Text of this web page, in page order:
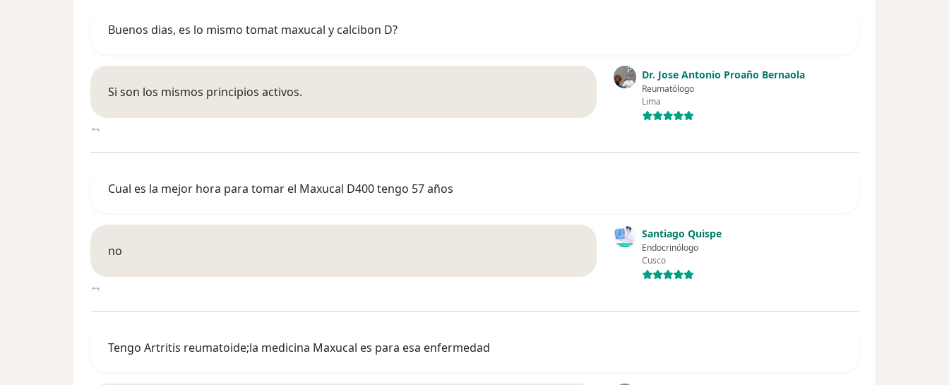
Buenos dias, es lo mismo tomat maxucal y calcibon D?
Dr. Jose Antonio Proaño Bernaola
Reumatólogo
Lima
Si son los mismos principios activos.
Cual es la mejor hora para tomar el Maxucal D400 tengo 57 años
Santiago Quispe
Endocrinólogo
Cusco
no
Tengo Artritis reumatoide;la medicina Maxucal es para esa enfermedad